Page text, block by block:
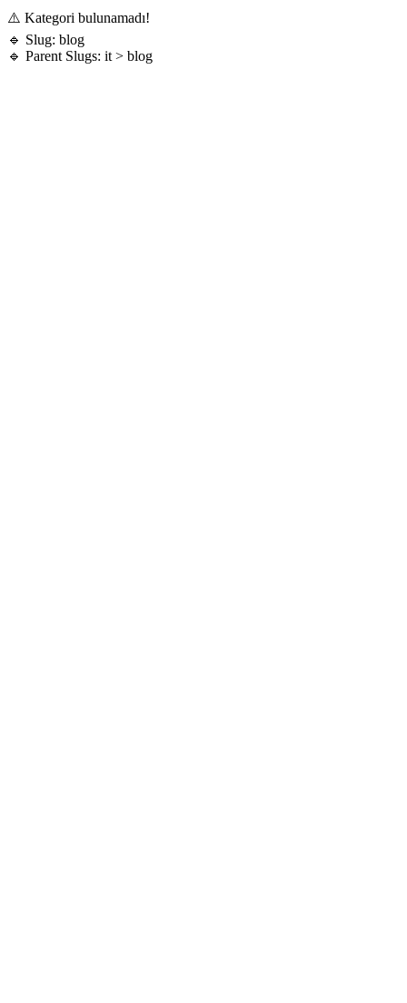
⚠️ Kategori bulunamadı!
🔹 Slug: blog
🔹 Parent Slugs: it > blog